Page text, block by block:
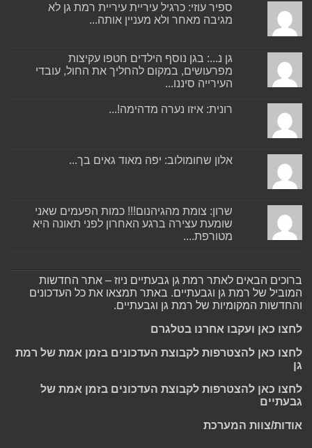
ספיר עוזי: כרגיל עיריית עיריית רמת גן לא
מגיבה מאחר ולא מעניין אותה...
גן נ...: בגן נוסף הילדים חטפו עקיצות
מפרעושים, במקום להחליך את החול, עובדי
העירייה סיננו...
רונית: איזו נערה מדהימה!...
אלון שחומולוב: יפה מאוד גאים בך...
שרון: צומת מהגיהנום!!! כמות הפעמים שאני
שומעת עצירה ברגע האחרון לפני תאונה היא
מטורפת....
ברוכים הבאים לאתר רמת גן גבעתיים ניוז – אתר החדשות
המוביל של רמת גן וגבעתיים. באתר תמצאו את כל העדכונים
והחדשות המקומיות של רמת גן וגבעתיים.
לחצו כאן ועקבו אחרנו בטלגרם
לחצו כאן להצטרפות לקבוצת העדכונים בזמן אמת של רמת
גן
לחצו כאן להצטרפות לקבוצת העדכונים בזמן אמת של
גבעתיים
אודות/צוות המערכת